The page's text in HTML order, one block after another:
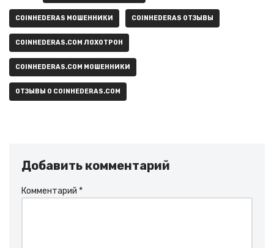
COINHEDERAS МОШЕННИКИ COINHEDERAS ОТЗЫВЫ
COINHEDERAS.COM ЛОХОТРОН
COINHEDERAS.COM МОШЕННИКИ
ОТЗЫВЫ О COINHEDERAS.COM
Добавить комментарий
Комментарий *